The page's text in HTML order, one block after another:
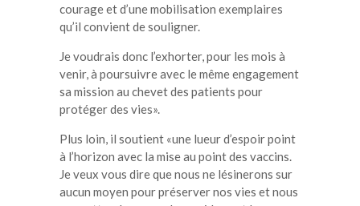
courage et d’une mobilisation exemplaires
qu’il convient de souligner.
Je voudrais donc l’exhorter, pour les mois à
venir, à poursuivre avec le même engagement
sa mission au chevet des patients pour
protéger des vies».
Plus loin, il soutient «une lueur d’espoir point
à l’horizon avec la mise au point des vaccins.
Je veux vous dire que nous ne lésinerons sur
aucun moyen pour préserver nos vies et nous